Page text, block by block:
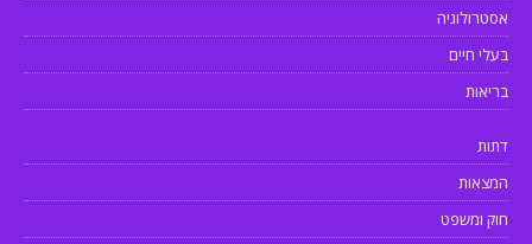
אסטרולוגיה
בעלי חיים
בריאות
דתות
המצאות
חוק ומשפט